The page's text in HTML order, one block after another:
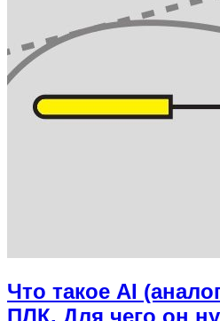
Что такое AI
ПЛК. Для чего он